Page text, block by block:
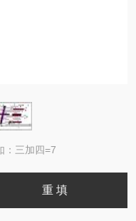
：三加四=7